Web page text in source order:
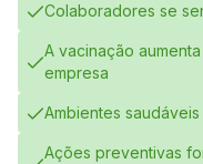
Colaboradores se
A vacinação
empresa
Ambientes
Ações preventivas